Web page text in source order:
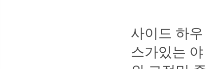
사이드 하우
스가있는 야